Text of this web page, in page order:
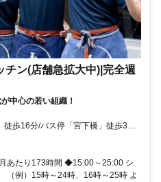
ン(店舗急拡大中)|完全週
中心の若い組織！
歩16分/バス停「宮下橋」徒歩3分/
あたり173時間 ◆15:00～25:00 シ
（例）15時～24時、16時～25時 よ